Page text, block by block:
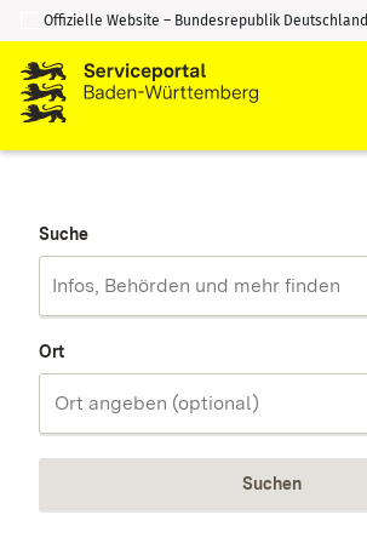
Zum Inhalt springen
Zur Suche springen
Offizielle Website – Bundesrepublik Deutschland
Suche
Ort
Suchen